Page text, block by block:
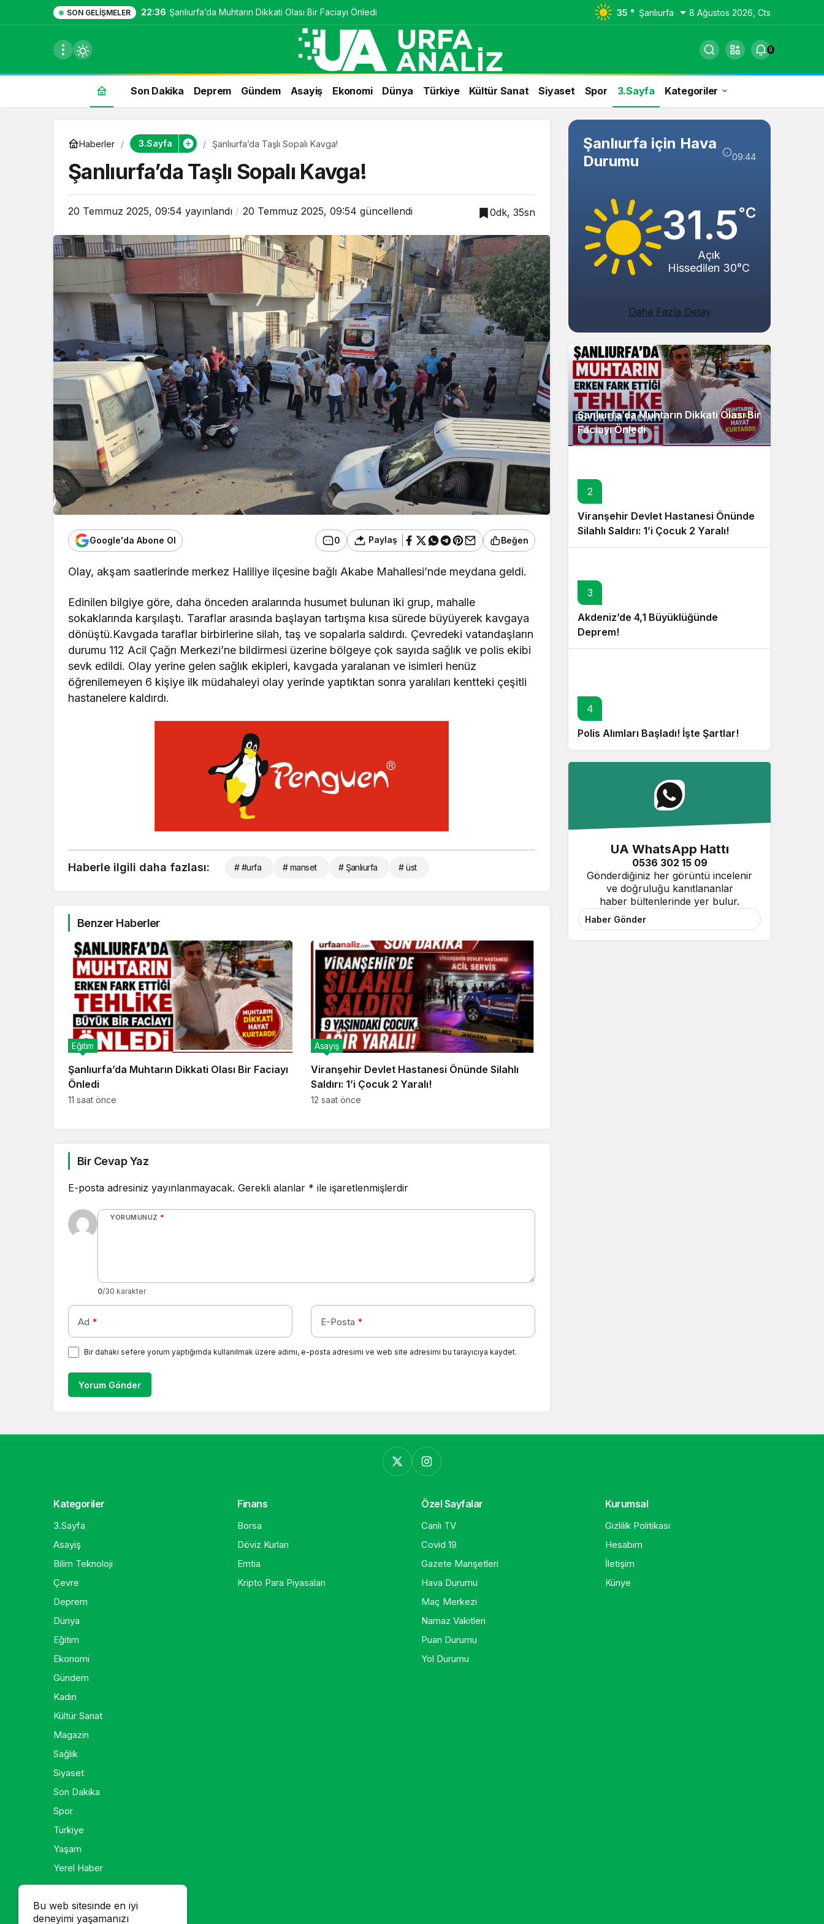
SON GELIŞMELER 22:36 Şanlıurfa’da Muhtarın Dikkati Olası Bir Faciayı Önledi 35 ° Şanlıurfa 8 Ağustos 2026, Cts
0
Son Dakika Deprem Gündem Asayiş Ekonomi Dünya Türkiye Kültür Sanat Siyaset Spor 3.Sayfa Kategoriler
Haberler 3.Sayfa Şanlıurfa’da Taşlı Sopalı Kavga!
Şanlıurfa’da Taşlı Sopalı Kavga!
20 Temmuz 2025, 09:54 yayınlandı 20 Temmuz 2025, 09:54 güncellendi 0dk, 35sn
Google'da Abone Ol 0 Paylaş Beğen
Olay, akşam saatlerinde merkez Haliliye ilçesine bağlı Akabe Mahallesi’nde meydana geldi.
Edinilen bilgiye göre, daha önceden aralarında husumet bulunan iki grup, mahalle
sokaklarında karşılaştı. Taraflar arasında başlayan tartışma kısa sürede büyüyerek kavgaya
dönüştü.Kavgada taraflar birbirlerine silah, taş ve sopalarla saldırdı. Çevredeki vatandaşların
durumu 112 Acil Çağrı Merkezi’ne bildirmesi üzerine bölgeye çok sayıda sağlık ve polis ekibi
sevk edildi. Olay yerine gelen sağlık ekipleri, kavgada yaralanan ve isimleri henüz
öğrenilemeyen 6 kişiye ilk müdahaleyi olay yerinde yaptıktan sonra yaralıları kentteki çeşitli
hastanelere kaldırdı.
Haberle ilgili daha fazlası: # #urfa # manset # Şanlıurfa # üst
Benzer Haberler
Şanlıurfa’da Muhtarın Dikkati Olası Bir Faciayı
Önledi
Eğitim
11 saat önce
Viranşehir Devlet Hastanesi Önünde Silahlı
Saldırı: 1’i Çocuk 2 Yaralı!
Asayiş
12 saat önce
Bir Cevap Yaz
E-posta adresiniz yayınlanmayacak. Gerekli alanlar * ile işaretlenmişlerdir
YORUMUNUZ *
0/30 karakter
Ad * E-Posta *
Bir dahaki sefere yorum yaptığımda kullanılmak üzere adımı, e-posta adresimi ve web site adresimi bu tarayıcıya kaydet.
Yorum Gönder
Şanlıurfa için Hava
Durumu
09:44
31.5°C
Açık
Hissedilen 30°C
Daha Fazla Detay
Şanlıurfa’da Muhtarın Dikkati Olası Bir
Faciayı Önledi
2
Viranşehir Devlet Hastanesi Önünde
Silahlı Saldırı: 1’i Çocuk 2 Yaralı!
3
Akdeniz’de 4,1 Büyüklüğünde
Deprem!
4
Polis Alımları Başladı! İşte Şartlar!
UA WhatsApp Hattı
0536 302 15 09
Gönderdiğiniz her görüntü incelenir
ve doğruluğu kanıtlananlar
haber bültenlerinde yer bulur.
Haber Gönder
Bu web sitesinde en iyi
deneyimi yaşamanızı
Kategoriler
3.Sayfa
Asayiş
Bilim Teknoloji
Çevre
Deprem
Dünya
Eğitim
Ekonomi
Gündem
Kadın
Kültür Sanat
Magazin
Sağlık
Siyaset
Son Dakika
Spor
Türkiye
Yaşam
Yerel Haber
Finans
Borsa
Döviz Kurları
Emtia
Kripto Para Piyasaları
Özel Sayfalar
Canlı TV
Covid 19
Gazete Manşetleri
Hava Durumu
Maç Merkezi
Namaz Vakitleri
Puan Durumu
Yol Durumu
Kurumsal
Gizlilik Politikası
Hesabım
İletişim
Künye
Foto Galeri